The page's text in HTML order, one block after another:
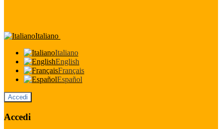
Italiano
Italiano
English
Français
Español
Accedi
Accedi